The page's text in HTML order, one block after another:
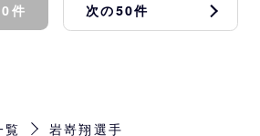
件 次の50件
覧 岩嵜翔選手